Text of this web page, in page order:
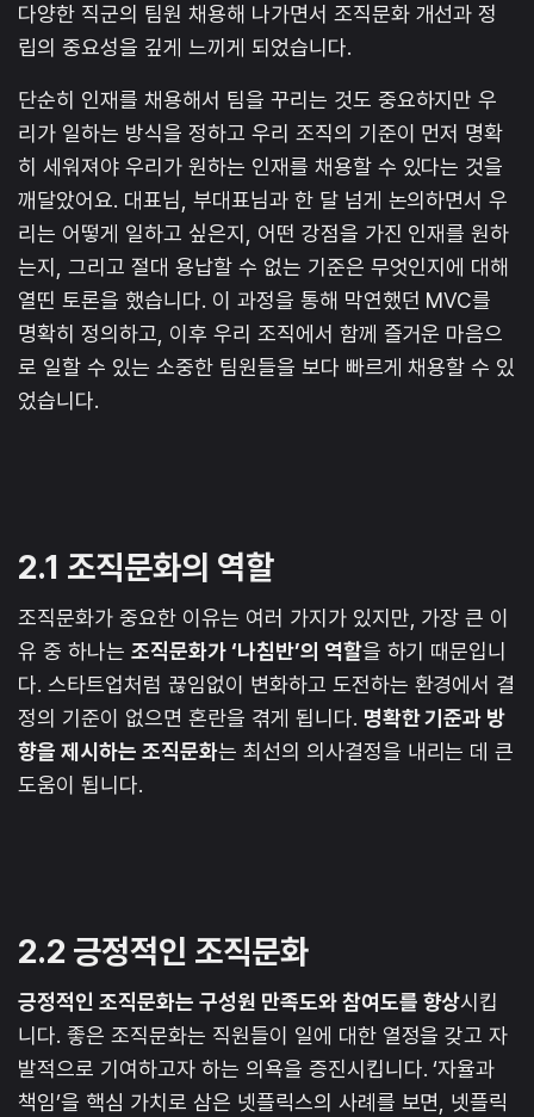
다양한 직군의 팀원 채용해 나가면서 조직문화 개선과 정
립의 중요성을 깊게 느끼게 되었습니다.
단순히 인재를 채용해서 팀을 꾸리는 것도 중요하지만 우
리가 일하는 방식을 정하고 우리 조직의 기준이 먼저 명확
히 세워져야 우리가 원하는 인재를 채용할 수 있다는 것을
깨달았어요. 대표님, 부대표님과 한 달 넘게 논의하면서 우
리는 어떻게 일하고 싶은지, 어떤 강점을 가진 인재를 원하
는지, 그리고 절대 용납할 수 없는 기준은 무엇인지에 대해
열띤 토론을 했습니다. 이 과정을 통해 막연했던 MVC를
명확히 정의하고, 이후 우리 조직에서 함께 즐거운 마음으
로 일할 수 있는 소중한 팀원들을 보다 빠르게 채용할 수 있
었습니다.
2.1 조직문화의 역할
조직문화가 중요한 이유는 여러 가지가 있지만, 가장 큰 이
유 중 하나는 조직문화가 ‘나침반’의 역할을 하기 때문입니
다. 스타트업처럼 끊임없이 변화하고 도전하는 환경에서 결
정의 기준이 없으면 혼란을 겪게 됩니다. 명확한 기준과 방
향을 제시하는 조직문화는 최선의 의사결정을 내리는 데 큰
도움이 됩니다.
2.2 긍정적인 조직문화
긍정적인 조직문화는 구성원 만족도와 참여도를 향상시킵
니다. 좋은 조직문화는 직원들이 일에 대한 열정을 갖고 자
발적으로 기여하고자 하는 의욕을 증진시킵니다. ‘자율과
책임’을 핵심 가치로 삼은 넷플릭스의 사례를 보면, 넷플릭